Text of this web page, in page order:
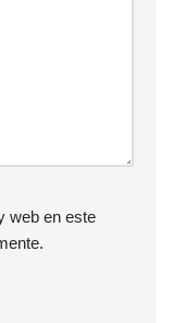
web en este